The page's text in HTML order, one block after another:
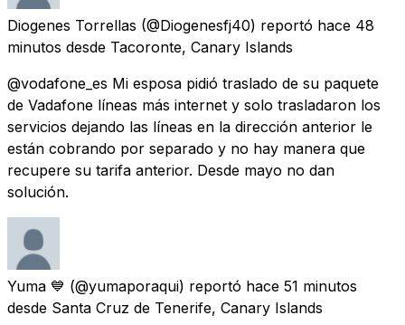
Diogenes Torrellas (@Diogenesfj40) reportó hace 48
minutos desde Tacoronte, Canary Islands
@vodafone_es Mi esposa pidió traslado de su paquete
de Vadafone líneas más internet y solo trasladaron los
servicios dejando las líneas en la dirección anterior le
están cobrando por separado y no hay manera que
recupere su tarifa anterior. Desde mayo no dan
solución.
Yuma 💙 (@yumaporaqui) reportó hace 51 minutos
desde Santa Cruz de Tenerife, Canary Islands